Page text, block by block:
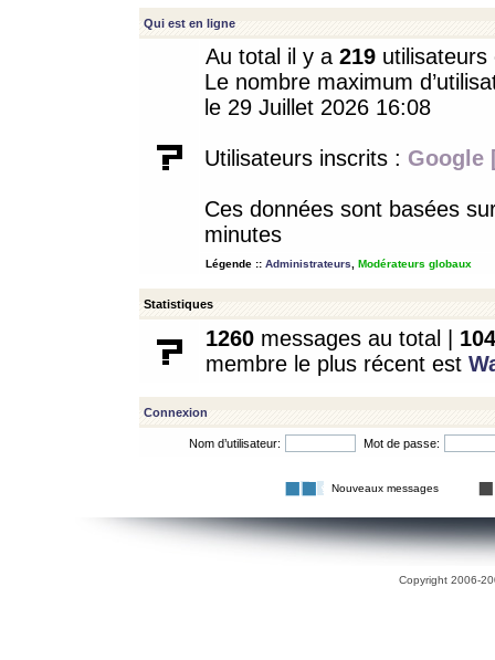
Qui est en ligne
Au total il y a 219
Le nombre maximum
le 29 Juillet 2026 16:08
Utilisateurs inscrits : Google
Ces données sont basées
minutes
Légende :: Administrateurs Modérateurs globaux
Statistiques
1260 messages au total | 104
membre le plus récent est
Connexion
Nom d’utilisateur: Mot de passe:
Nouveaux messages
Copyright 2006-